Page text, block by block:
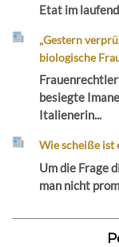
Etat im
„Gestern
biologische
besiegte
Italienerin...
Wie scheiße ist
Um die Frage
man nicht